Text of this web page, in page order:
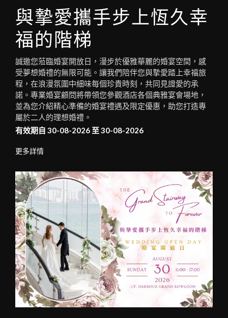
1
與摯愛攜手步上恆久幸
福的階梯
誠邀您蒞臨婚宴開放日，漫步於優雅華麗的婚宴空間，感
受夢想婚禮的無限可能。讓我們陪伴您與摯愛踏上幸福旅
程，在浪漫氛圍中細味每個珍貴時刻，共同見證愛的承
諾。專業婚宴顧問將帶領您參觀酒店各個典雅宴會場地，
並為您介紹精心準備的婚宴禮遇及限定優惠，助您打造專
屬於二人的理想婚禮。
有效期自 30-08-2026 至 30-08-2026
更多詳情